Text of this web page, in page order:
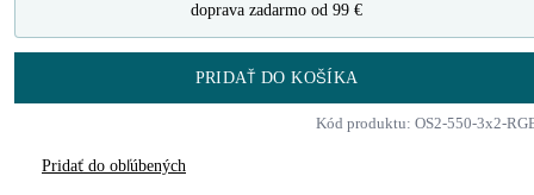
doprava zadarmo od 99 €
PRIDAŤ DO KOŠÍKA
Kód produktu: OS2-550-3x2-
Pridať do obľúbených